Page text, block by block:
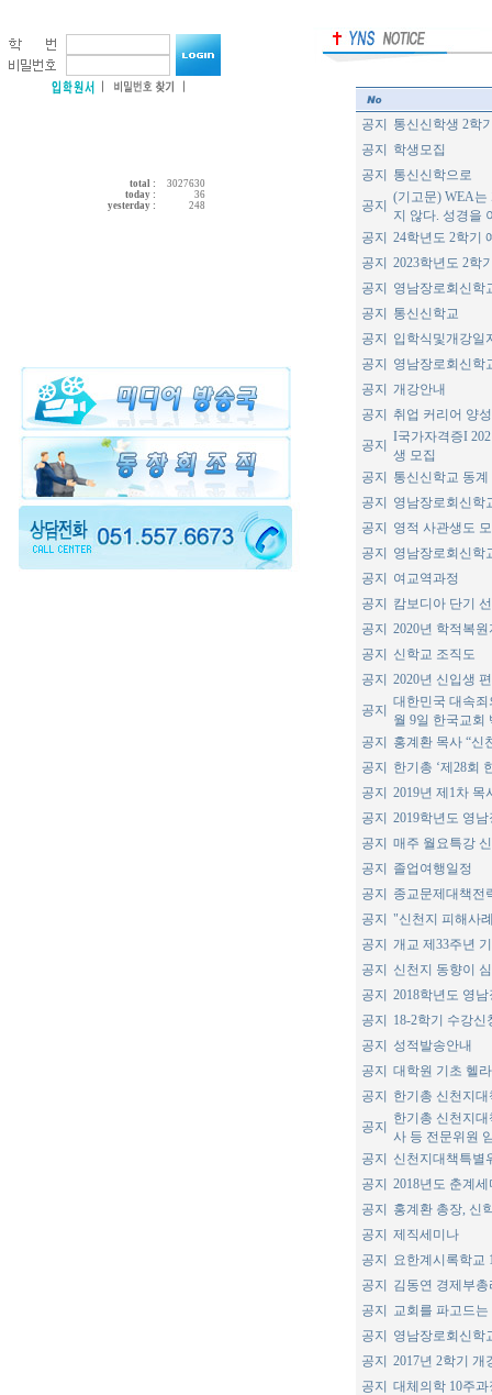
total :
3027630
today :
36
yesterday :
248
공지
통신신학생 2학
공지
학생모집
공지
통신신학으로
공지
(기고문) WEA는
지 않다. 성경을
공지
24학년도 2학기
공지
2023학년도 2학
공지
영남장로회신학
공지
통신신학교
공지
입학식및개강일
공지
영남장로회신학
공지
개강안내
공지
취업 커리어 양
공지
I국가자격증I
생 모집
공지
통신신학교 동
공지
영남장로회신학
공지
영적 사관생도
공지
영남장로회신학
공지
여교역과정
공지
캄보디아 단기
공지
2020년 학적복
공지
신학교 조직도
공지
2020년 신입생
공지
대한민국 대속
월 9일 한국교회
공지
홍계환 목사 “신
공지
한기총 ‘제28회
공지
2019년 제1차 목
공지
2019학년도 영
공지
매주 월요특강
공지
졸업여행일정
공지
종교문제대책전
공지
"신천지 피해사
공지
개교 제33주년
공지
신천지 동향이
공지
2018학년도 영
공지
18-2학기 수강신
공지
성적발송안내
공지
대학원 기초 헬
공지
한기총 신천지
공지
한기총 신천지
사 등 전문위원
공지
신천지대책특별
공지
2018년도 춘계
공지
홍계환 총장, 신
공지
제직세미나
공지
요한계시록학교
공지
김동연 경제부
공지
교회를 파고드
공지
영남장로회신학
공지
2017년 2학기 개
공지
대체의학 10주